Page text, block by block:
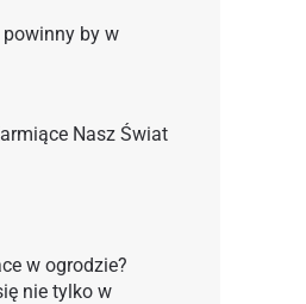
by w
Nasz Świat
w ogrodzie?
nie tylko w